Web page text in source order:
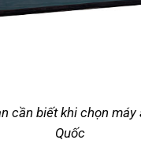
cần biết khi chọn máy
Quốc